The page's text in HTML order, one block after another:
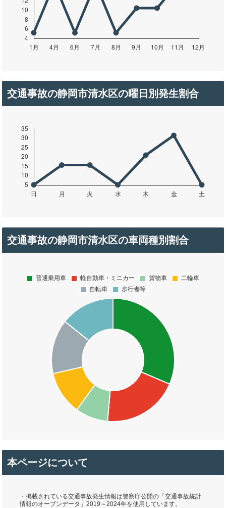
交通事故の静岡市清水区の曜日別発生割合
交通事故の静岡市清水区の車両種別割合
本ページについて
・掲載されている交通事故発生情報は警察庁公開の「交通事故統計
情報のオープンデータ」2019～2024年を使用しています。